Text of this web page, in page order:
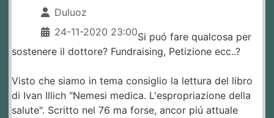
Duluoz
24-11-2020 23:00Si puó fare qualcosa per
sostenere il dottore? Fundraising, Petizione ecc..?
Visto che siamo in tema consiglio la lettura del libro
di Ivan Illich "Nemesi medica. L'espropriazione della
salute". Scritto nel 76 ma forse, ancor piú attuale